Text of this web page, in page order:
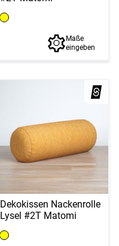
Maße
eingeben
Dekokissen Nackenrolle
Lysel #2T Matomi